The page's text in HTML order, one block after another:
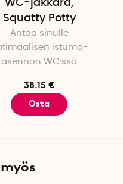
WC-jakkara,
Squatty Potty
Antaa sinulle
istuma-
asennon WC:ssä
38.15 €
Osta